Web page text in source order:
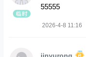
55555
2026-4-8 11:16
jinyurong